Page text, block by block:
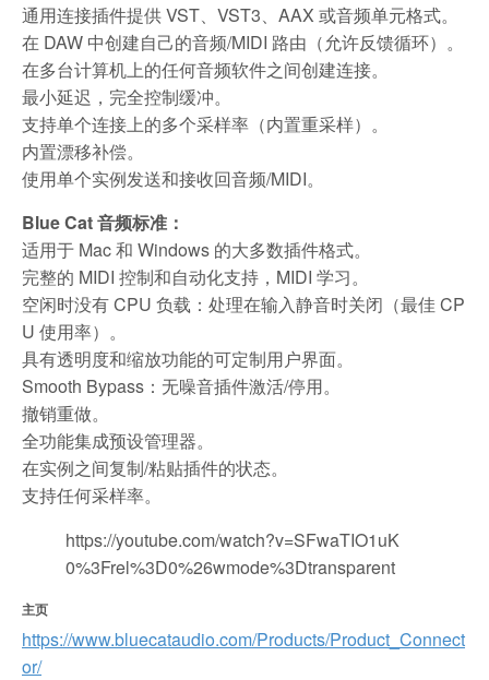
通用连接插件提供 VST、VST3、AAX 或音频单元格式。
在 DAW 中创建自己的音频/MIDI 路由（允许反馈循环）。
在多台计算机上的任何音频软件之间创建连接。
最小延迟，完全控制缓冲。
支持单个连接上的多个采样率（内置重采样）。
内置漂移补偿。
使用单个实例发送和接收回音频/MIDI。
Blue Cat 音频标准：
适用于 Mac 和 Windows 的大多数插件格式。
完整的 MIDI 控制和自动化支持，MIDI 学习。
空闲时没有 CPU 负载：处理在输入静音时关闭（最佳 CP
U 使用率）。
具有透明度和缩放功能的可定制用户界面。
Smooth Bypass：无噪音插件激活/停用。
撤销重做。
全功能集成预设管理器。
在实例之间复制/粘贴插件的状态。
支持任何采样率。
https://youtube.com/watch?v=SFwaTIO1uK
0%3Frel%3D0%26wmode%3Dtransparent
主页
https://www.bluecataudio.com/Products/Product_Connect
or/